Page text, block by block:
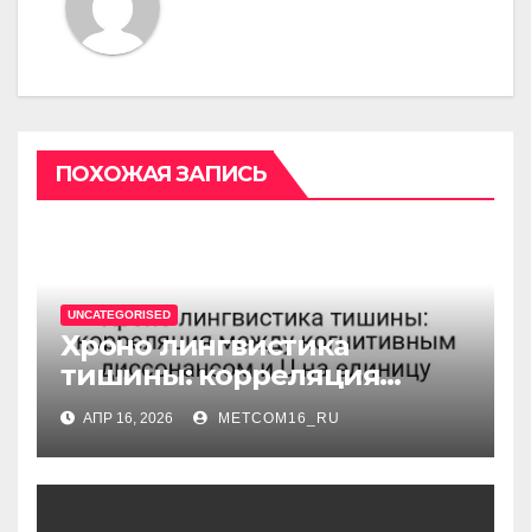
ПОХОЖАЯ ЗАПИСЬ
UNCATEGORISED
Хроно лингвистика
тишины: корреляция
между когнитивным
диссонансом и U на
единицу
АПР 16, 2026 METCOM16_RU